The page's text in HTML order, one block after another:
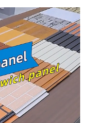
ve anti-graffiti